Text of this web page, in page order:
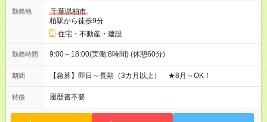
勤務地
千葉県柏市
柏駅から徒歩9分
住宅・不動産・建設
勤務時間 9:00～18:00(実働:8時間) (休憩60分)
期間 【急募】即日～長期（3カ月以上） ★8月～OK！
特徴 履歴書不要